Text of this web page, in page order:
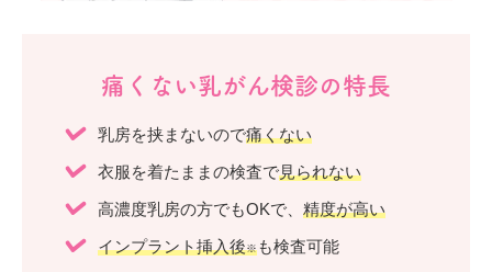
痛くない乳がん検診の特長
乳房を挟まないので痛くない
衣服を着たままの検査で見られない
高濃度乳房の方でもOKで、 精度が高い
インプラント挿入後※ も検査可能